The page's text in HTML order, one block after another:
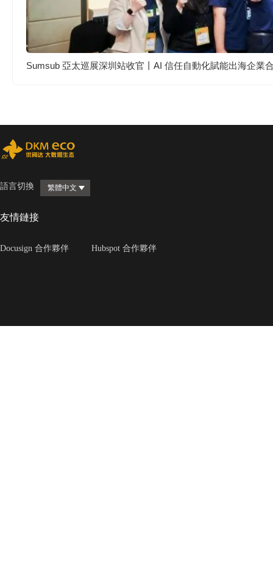
Sumsub 亞太巡展深圳站收官丨AI 信任自動化賦能出海企業
語言切換 繁體中文
友情鏈接
Docusign 合作夥伴 Hubspot 合作夥伴